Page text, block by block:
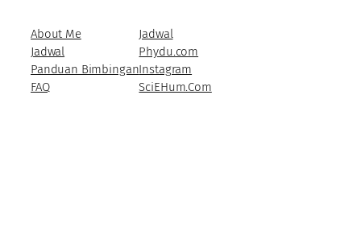
About Me
Jadwal
Panduan Bimbingan
FAQ
Jadwal
Phydu.com
Instagram
SciEHum.Com